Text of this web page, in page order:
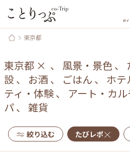
ガ
東京都
東京都 × 、 風景・景色、
設、 お酒 、 ごはん 、 ホテ
ティ・体験、 アート・カ
パ、 雑貨
絞り込む たびレポ